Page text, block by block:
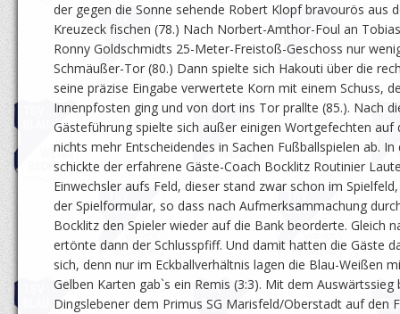
der gegen die Sonne sehende Robert Klopf bravourös aus
Kreuzeck fischen (78.) Nach Norbert-Amthor-Foul an
Ronny Goldschmidts 25-Meter-Freistoß-Geschoss nur
Schmäußer-Tor (80.) Dann spielte sich Hakouti über die
seine präzise Eingabe verwertete Korn mit einem Schuss,
Innenpfosten ging und von dort ins Tor prallte (85.). Nach
Gästeführung spielte sich außer einigen Wortgefechten auf
nichts mehr Entscheidendes in Sachen Fußballspielen ab.
schickte der erfahrene Gäste-Coach Bocklitz Routinier
Einwechsler aufs Feld, dieser stand zwar schon im
der Spielformular, so dass nach Aufmerksammachung
Bocklitz den Spieler wieder auf die Bank beorderte. Gleich
ertönte dann der Schlusspfiff. Und damit hatten die Gäste
sich, denn nur im Eckballverhältnis lagen die Blau-Weißen
Gelben Karten gab`s ein Remis (3:3). Mit dem Auswärtssieg
Dingslebener dem Primus SG Marisfeld/Oberstadt auf den